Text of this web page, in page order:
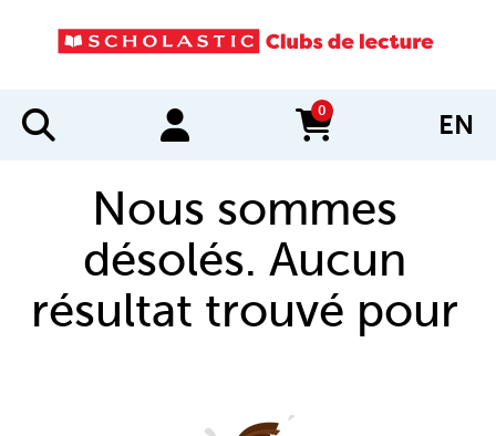
0
items in cart EN
Nous sommes
désolés. Aucun
résultat trouvé pour